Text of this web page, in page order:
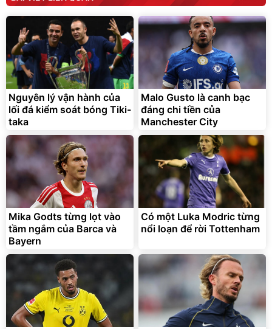
Bạt phủ xe ô tô cao cấp,
tráng nhôm 03 lớp
392.000
325.000đ
Đã bán nhiều
Xe đạp điện trợ lực G-
Force C14 gấp gọn bỏ cốp
tiện lợi
9.900.000đ
7.092.000đ
Đang xem nhiều
G-FORCE VIETNA
Nguyên lý vận hành của
lối đá kiểm soát bóng Tiki-
taka
Malo Gusto là canh bạc
đáng chi tiền của
Manchester City
Mika Godts từng lọt vào
tầm ngắm của Barca và
Bayern
Có một Luka Modric từng
nổi loạn để rời Tottenham